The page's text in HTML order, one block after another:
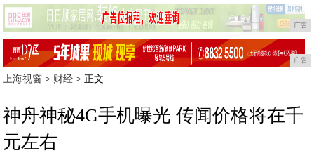
广告
广告
上海视窗 > 财经 > 正文
神舟神秘4G手机曝光 传闻价格将在千
元左右